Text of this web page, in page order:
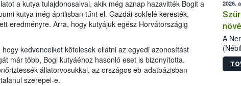
a kutya tulajdonosaival, akik még aznap hazavitték Bogit a
kutya még áprilisban tűnt el. Gazdái sokfelé keresték,
eredményre. Arra, hogy kutyájuk egész Horvátországig
kedvenceiket kötelesek ellátni az egyedi azonosítást
már több, Bogi kutyáéhoz hasonló eset is bizonyította.
állatorvosukkal, az országos eb-adatbázisban
szerepel-e.
2026.
A